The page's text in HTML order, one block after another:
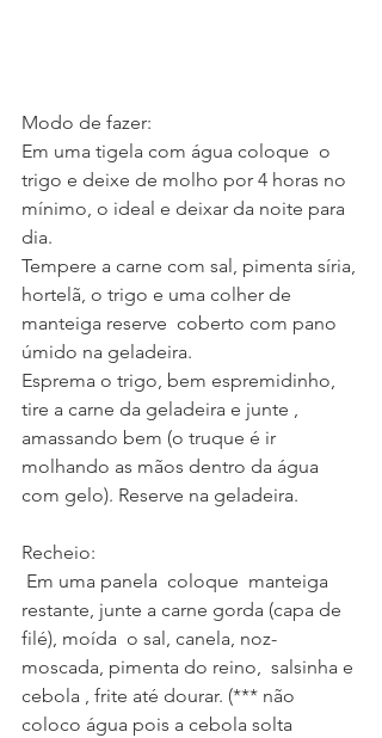
Modo de fazer:
Em uma tigela com água coloque  o
trigo e deixe de molho por 4 horas no
mínimo, o ideal e deixar da noite para
dia.
Tempere a carne com sal, pimenta síria,
hortelã, o trigo e uma colher de
manteiga reserve  coberto com pano
úmido na geladeira.
Esprema o trigo, bem espremidinho,
tire a carne da geladeira e junte ,
amassando bem (o truque é ir
molhando as mãos dentro da água
com gelo). Reserve na geladeira.
Recheio:
restante, junte a carne gorda (capa de
filé), moída  o sal, canela, noz-
moscada, pimenta do reino,  salsinha e
cebola , frite até dourar. (*** não
coloco água pois a cebola solta